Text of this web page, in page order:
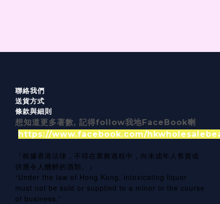
聯絡我們
送貨方式
條款與細則
想知道更多著數, 記得follow我地FaceBook喇
https://www.facebook.com/
『根據香港法律，不得在業務過程中，向未成年人售賣或
供應令人醺醉的酒類。』
“Under the law of Hong Kong, intoxicating liquor
must not be sold or supplied to a minor in the course
of business.”